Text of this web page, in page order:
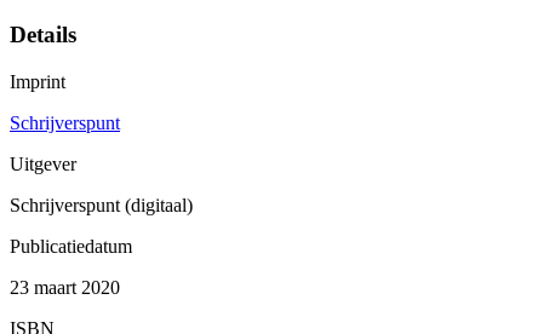
Details
Imprint
Schrijverspunt
Uitgever
Schrijverspunt (digitaal)
Publicatiedatum
23 maart 2020
ISBN